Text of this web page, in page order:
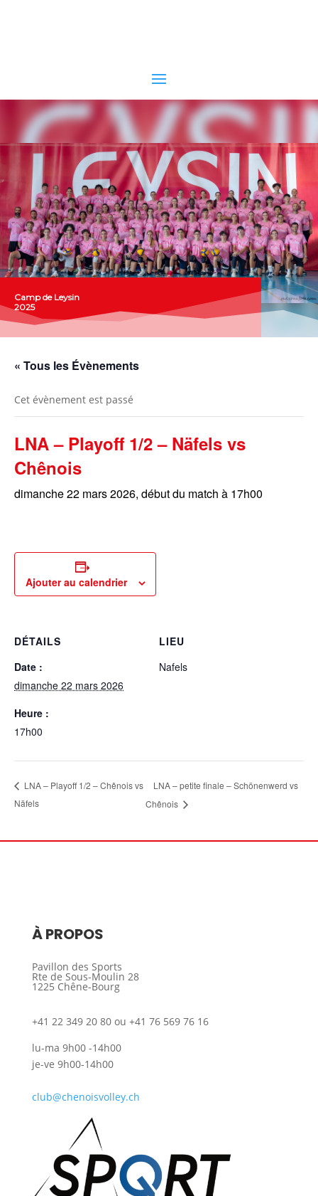
Camp de Leysin
2025
« Tous les Évènements
Cet évènement est passé
LNA – Playoff 1/2 – Näfels vs
Chênois
dimanche 22 mars 2026, début du match à 17h00
Ajouter au calendrier
DÉTAILS
Date :
dimanche 22 mars 2026
Heure :
17h00
LIEU
Nafels
LNA – Playoff 1/2 – Chênois vs
Näfels
LNA – petite finale – Schönenwerd vs
Chênois
À PROPOS
Pavillon des Sports
Rte de Sous-Moulin 28
1225 Chêne-Bourg
+41 22 349 20 80 ou +41 76 569 76 16
lu-ma 9h00 -14h00
je-ve 9h00-14h00
club@chenoisvolley.ch